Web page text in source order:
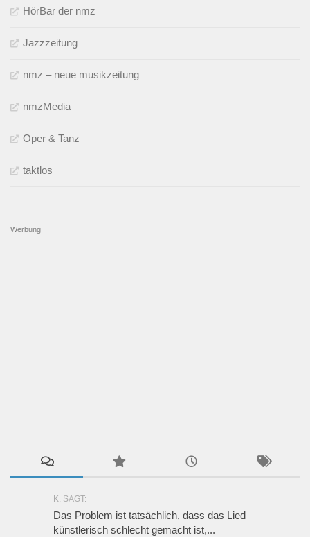
HörBar der nmz
Jazzzeitung
nmz – neue musikzeitung
nmzMedia
Oper & Tanz
taktlos
Werbung
K. SAGT:
Das Problem ist tatsächlich, dass das Lied
künstlerisch schlecht gemacht ist,...